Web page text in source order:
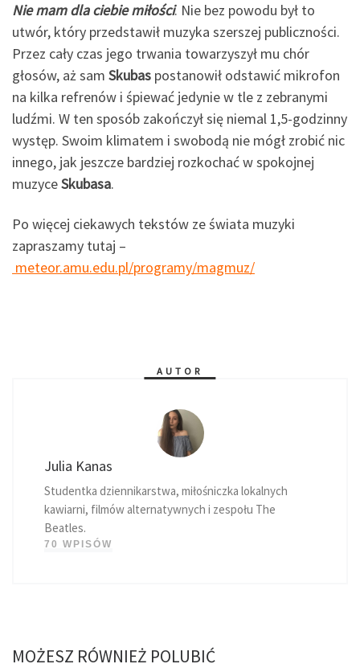
Nie mam dla ciebie miłości. Nie bez powodu był to
utwór, który przedstawił muzyka szerszej publiczności.
Przez cały czas jego trwania towarzyszył mu chór
głosów, aż sam Skubas postanowił odstawić mikrofon
na kilka refrenów i śpiewać jedynie w tle z zebranymi
ludźmi. W ten sposób zakończył się niemal 1,5-godzinny
występ. Swoim klimatem i swobodą nie mógł zrobić nic
innego, jak jeszcze bardziej rozkochać w spokojnej
muzyceSkubasa.
Po więcej ciekawych tekstów ze świata muzyki
zapraszamy tutaj –
meteor.amu.edu.pl/programy/magmuz/
AUTOR
Julia Kanas
Studentka dziennikarstwa, miłośniczka lokalnych
kawiarni, filmów alternatywnych i zespołu The
Beatles.
70 WPISÓW
MOŻESZ RÓWNIEŻ POLUBIĆ